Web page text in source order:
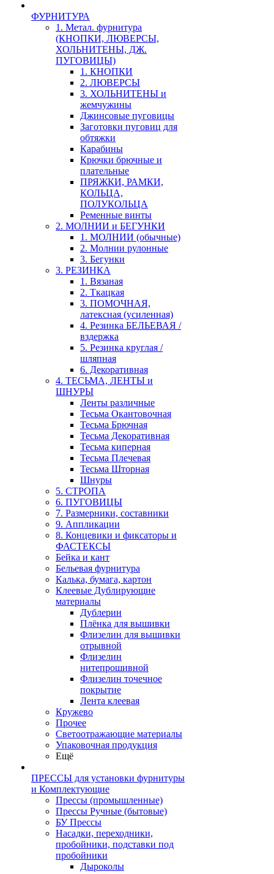
ФУРНИТУРА
1. Метал. фурнитура
(КНОПКИ, ЛЮВЕРСЫ,
ХОЛЬНИТЕНЫ, ДЖ.
ПУГОВИЦЫ)
1. КНОПКИ
2. ЛЮВЕРСЫ
3. ХОЛЬНИТЕНЫ и
жемчужины
Джинсовые пуговицы
Заготовки пуговиц для
обтяжки
Карабины
Крючки брючные и
плательные
ПРЯЖКИ, РАМКИ,
КОЛЬЦА,
ПОЛУКОЛЬЦА
Ременные винты
2. МОЛНИИ и БЕГУНКИ
1. МОЛНИИ (обычные)
2. Молнии рулонные
3. Бегунки
3. РЕЗИНКА
1. Вязаная
2. Ткацкая
3. ПОМОЧНАЯ,
латексная (усиленная)
4. Резинка БЕЛЬЕВАЯ /
вздержка
5. Резинка круглая /
шляпная
6. Декоративная
4. ТЕСЬМА, ЛЕНТЫ и
ШНУРЫ
Ленты различные
Тесьма Окантовочная
Тесьма Брючная
Тесьма Декоративная
Тесьма киперная
Тесьма Плечевая
Тесьма Шторная
Шнуры
5. СТРОПА
6. ПУГОВИЦЫ
7. Размерники, составники
9. Аппликации
8. Концевики и фиксаторы и
ФАСТЕКСЫ
Бейка и кант
Бельевая фурнитура
Калька, бумага, картон
Клеевые Дублирующие
материалы
Дублерин
Плёнка для вышивки
Флизелин для вышивки
отрывной
Флизелин
нитепрошивной
Флизелин точечное
покрытие
Лента клеевая
Кружево
Прочее
Светоотражающие материалы
Упаковочная продукция
Ещё
ПРЕССЫ для установки фурнитуры
и Комплектующие
Прессы (промышленные)
Прессы Ручные (бытовые)
БУ Прессы
Насадки, переходники,
пробойники, подставки под
пробойники
Дыроколы